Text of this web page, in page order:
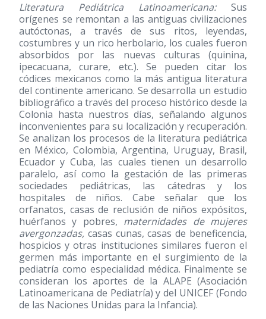
Literatura Pediátrica Latinoamericana:Sus
orígenes se remontan a las antiguas civilizaciones
autóctonas, a través de sus ritos, leyendas,
costumbres y un rico herbolario, los cuales fueron
absorbidos por las nuevas culturas (quinina,
ipecacuana, curare, etc.). Se pueden citar los
códices mexicanos como la más antigua literatura
del continente americano. Se desarrolla un estudio
bibliográfico a través del proceso histórico desde la
Colonia hasta nuestros días, señalando algunos
inconvenientes para su localización y recuperación.
Se analizan los procesos de la literatura pediátrica
en México, Colombia, Argentina, Uruguay, Brasil,
Ecuador y Cuba, las cuales tienen un desarrollo
paralelo, así como la gestación de las primeras
sociedades pediátricas, las cátedras y los
hospitales de niños. Cabe señalar que los
orfanatos, casas de reclusión de niños expósitos,
huérfanos y pobres, maternidades de mujeres
avergonzadas, casas cunas, casas de beneficencia,
hospicios y otras instituciones similares fueron el
germen más importante en el surgimiento de la
pediatría como especialidad médica. Finalmente se
consideran los aportes de la ALAPE (Asociación
Latinoamericana de Pediatría) y del UNICEF (Fondo
de las Naciones Unidas para la Infancia).